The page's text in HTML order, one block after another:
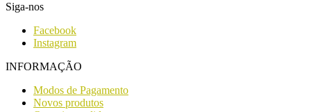
Siga-nos
Facebook
Instagram
INFORMAÇÃO
Modos de Pagamento
Novos produtos